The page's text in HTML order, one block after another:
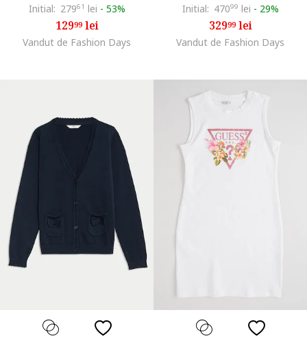
Initial: 27961 lei - 53%
12999lei
Vandut de Fashion Days
Initial: 47099 lei - 29%
32999lei
Vandut de Fashion Days